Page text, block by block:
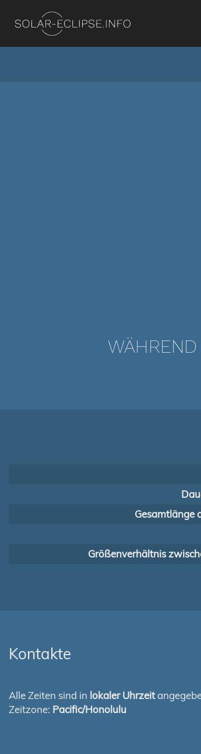
Gesamtlänge
Größenverhältnis
Kontakte
Alle Zeiten sind in lokaler Uhrzeit
Zeitzone: Pacific/Honolulu